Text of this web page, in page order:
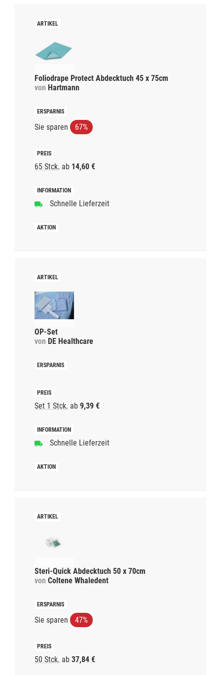
Foliodrape Protect Abdecktuch 45 x 75cm
von Hartmann
Sie sparen 67%
65 Stck. ab 14,60 €
Schnelle Lieferzeit
OP-Set
von DE Healthcare
Set 1 Stck. ab 9,39 €
Schnelle Lieferzeit
Steri-Quick Abdecktuch 50 x 70cm
von Coltene Whaledent
Sie sparen 47%
50 Stck. ab 37,84 €